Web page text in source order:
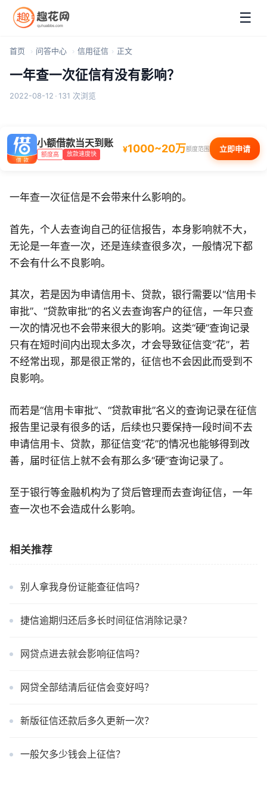
☰
首页 问答中心 信用征信 正文
一年查一次征信有没有影响？
2022-08-12 · 131 次浏览
小额借款当天到账
额度高 放款速度快 ¥1000~20万额度范围 立即申请
一年查一次征信是不会带来什么影响的。
首先，个人去查询自己的征信报告，本身影响就不大，
无论是一年查一次，还是连续查很多次，一般情况下都
不会有什么不良影响。
其次，若是因为申请信用卡、贷款，银行需要以“信用卡
审批”、“贷款审批”的名义去查询客户的征信，一年只查
一次的情况也不会带来很大的影响。这类“硬”查询记录
只有在短时间内出现太多次，才会导致征信变“花”，若
不经常出现，那是很正常的，征信也不会因此而受到不
良影响。
而若是“信用卡审批”、“贷款审批”名义的查询记录在征信
报告里记录有很多的话，后续也只要保持一段时间不去
申请信用卡、贷款，那征信变“花”的情况也能够得到改
善，届时征信上就不会有那么多“硬”查询记录了。
至于银行等金融机构为了贷后管理而去查询征信，一年
查一次也不会造成什么影响。
相关推荐
别人拿我身份证能查征信吗？
捷信逾期归还后多长时间征信消除记录？
网贷点进去就会影响征信吗？
网贷全部结清后征信会变好吗？
新版征信还款后多久更新一次？
一般欠多少钱会上征信？